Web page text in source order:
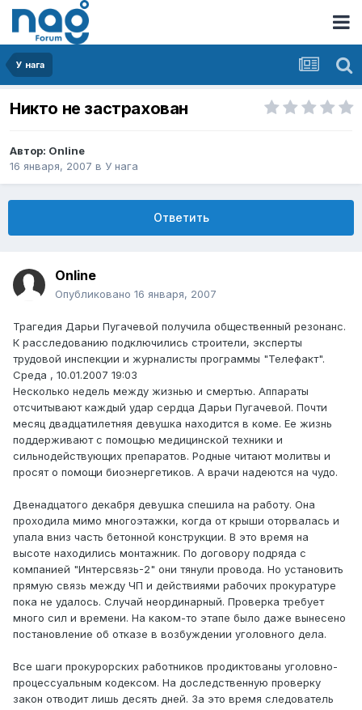
У нага
Никто не застрахован
Автор: Online
16 января, 2007 в У нага
Ответить
Online
Опубликовано 16 января, 2007
Трагедия Дарьи Пугачевой получила общественный резонанс.
К расследованию подключились строители, эксперты
трудовой инспекции и журналисты программы "Телефакт".
Среда , 10.01.2007 19:03
Несколько недель между жизнью и смертью. Аппараты
отсчитывают каждый удар сердца Дарьи Пугачевой. Почти
месяц двадцатилетняя девушка находится в коме. Ее жизнь
поддерживают с помощью медицинской техники и
сильнодействующих препаратов. Родные читают молитвы и
просят о помощи биоэнергетиков. А врачи надеются на чудо.
Двенадцатого декабря девушка спешила на работу. Она
проходила мимо многоэтажки, когда от крыши оторвалась и
упала вниз часть бетонной конструкции. В это время на
высоте находились монтажник. По договору подряда с
компанией "Интерсвязь-2" они тянули провода. Но установить
прямую связь между ЧП и действиями рабочих прокуратуре
пока не удалось. Случай неординарный. Проверка требует
много сил и времени. На каком-то этапе было даже вынесено
постановление об отказе в возбуждении уголовного дела.
Все шаги прокурорских работников продиктованы уголовно-
процессуальным кодексом. На доследственную проверку
закон отводит лишь десять дней. За это время следователь